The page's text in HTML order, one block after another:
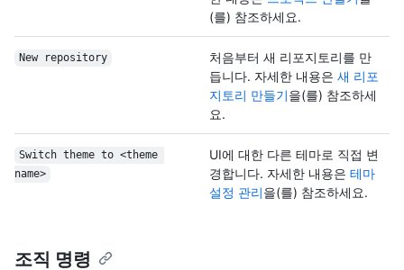
(를) 참조하세요.
New repository
처음부터 새 리포지토리를 만
듭니다. 자세한 내용은 새 리포
지토리 만들기을(를) 참조하세
요.
Switch theme to <theme
name>
UI에 대한 다른 테마로 직접 변
경합니다. 자세한 내용은 테마
설정 관리을(를) 참조하세요.
조직 명령